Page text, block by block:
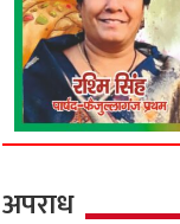
अपराध